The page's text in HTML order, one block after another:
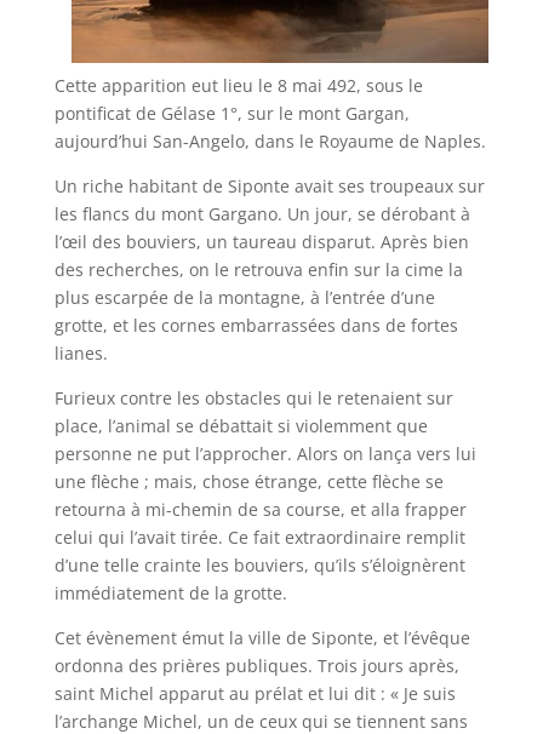
Cette apparition eut lieu le 8 mai 492, sous le
pontificat de Gélase 1°, sur le mont Gargan,
aujourd’hui San-Angelo, dans le Royaume de Naples.
Un riche habitant de Siponte avait ses troupeaux sur
les flancs du mont Gargano. Un jour, se dérobant à
l’œil des bouviers, un taureau disparut. Après bien
des recherches, on le retrouva enfin sur la cime la
plus escarpée de la montagne, à l’entrée d’une
grotte, et les cornes embarrassées dans de fortes
lianes.
Furieux contre les obstacles qui le retenaient sur
place, l’animal se débattait si violemment que
personne ne put l’approcher. Alors on lança vers lui
une flèche ; mais, chose étrange, cette flèche se
retourna à mi-chemin de sa course, et alla frapper
celui qui l’avait tirée. Ce fait extraordinaire remplit
d’une telle crainte les bouviers, qu’ils s’éloignèrent
immédiatement de la grotte.
Cet évènement émut la ville de Siponte, et l’évêque
ordonna des prières publiques. Trois jours après,
saint Michel apparut au prélat et lui dit : « Je suis
l’archange Michel, un de ceux qui se tiennent sans